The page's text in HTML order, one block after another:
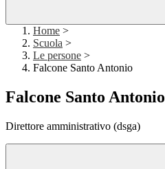
Home >
Scuola >
Le persone >
Falcone Santo Antonio
Falcone Santo Antonio
Direttore amministrativo (dsga)